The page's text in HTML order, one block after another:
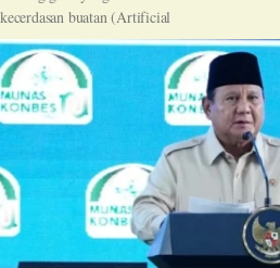
kecerdasan buatan (Artificial